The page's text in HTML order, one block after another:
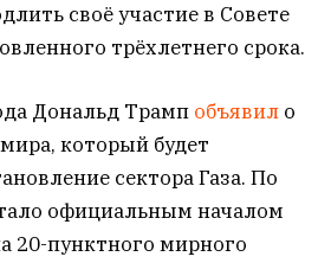
своё участие в Совете
трёхлетнего срока.
Дональд Трамп объявил о
который будет
сектора Газа. По
официальным началом
20-пунктного мирного